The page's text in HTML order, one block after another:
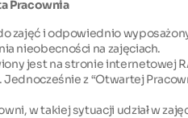
Pracownia
i odpowiednio
nieobecności na zajęciach.
jest na stronie internetowej
z “Otwartej
w takiej sytuacji udział w